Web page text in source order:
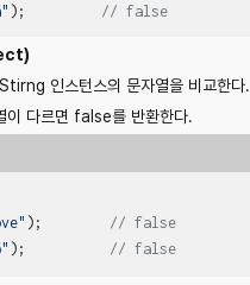
); // false
인스턴스의 문자열을 비교한다.
다르면 false를 반환한다.
); // false
); // false